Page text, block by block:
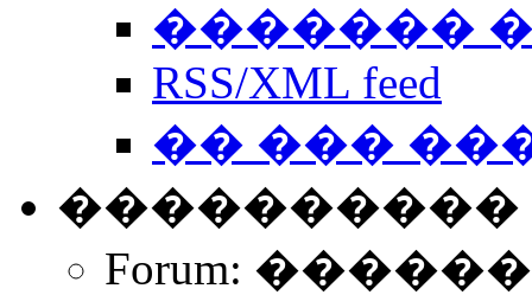
�������
RSS/XML feed
�� ���
����������
Forum: